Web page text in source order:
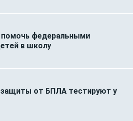
федеральными
в школу
от БПЛА тестируют у